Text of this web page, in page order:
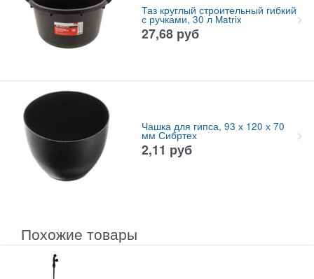
Таз круглый строительный гибкий
с ручками, 30 л Matrix
27,68 руб
Чашка для гипса, 93 х 120 х 70
мм Сибртех
2,11 руб
Похожие товары